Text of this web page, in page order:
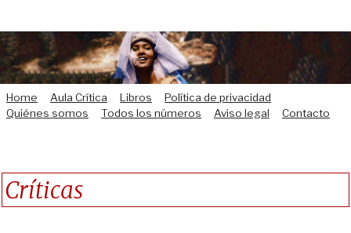
Home Aula Crítica Libros
Política de privacidad
Quiénes somos
Todos los números Aviso legal Contacto
Críticas